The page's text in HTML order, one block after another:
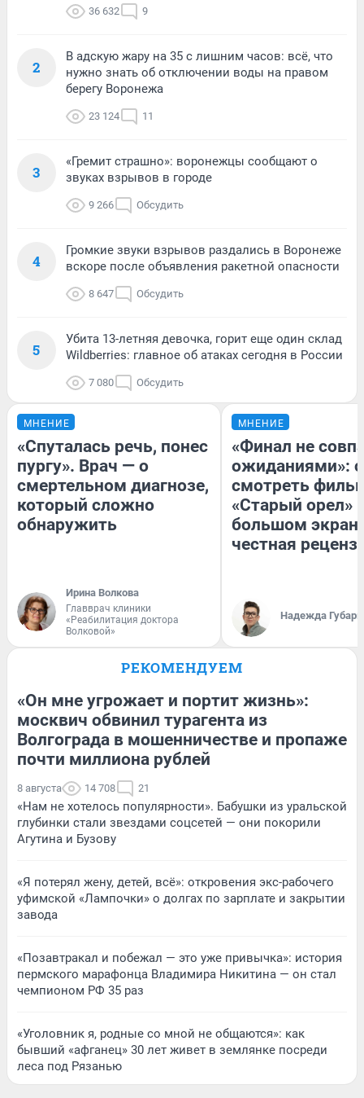
36 632 9
2
В адскую жару на 35 с лишним часов: всё, что
нужно знать об отключении воды на правом
берегу Воронежа
23 124 11
3
«Гремит страшно»: воронежцы сообщают о
звуках взрывов в городе
9 266 Обсудить
4
Громкие звуки взрывов раздались в Воронеже
вскоре после объявления ракетной опасности
8 647 Обсудить
5
Убита 13-летняя девочка, горит еще один склад
Wildberries: главное об атаках сегодня в России
7 080 Обсудить
МНЕНИЕ
«Спуталась речь, понес
пургу». Врач — о
смертельном диагнозе,
который сложно
обнаружить
Ирина Волкова
Главврач клиники
«Реабилитация доктора
Волковой»
МНЕНИЕ
«Финал не
ожиданиями»:
смотреть
«Старый орел»
большом
честная
Надежда Губарь
РЕКОМЕНДУЕМ
«Он мне угрожает и портит жизнь»:
москвич обвинил турагента из
Волгограда в мошенничестве и пропаже
почти миллиона рублей
8 августа 14 708 21
«Нам не хотелось популярности». Бабушки из уральской
глубинки стали звездами соцсетей — они покорили
Агутина и Бузову
«Я потерял жену, детей, всё»: откровения экс-рабочего
уфимской «Лампочки» о долгах по зарплате и закрытии
завода
«Позавтракал и побежал — это уже привычка»: история
пермского марафонца Владимира Никитина — он стал
чемпионом РФ 35 раз
«Уголовник я, родные со мной не общаются»: как
бывший «афганец» 30 лет живет в землянке посреди
леса под Рязанью